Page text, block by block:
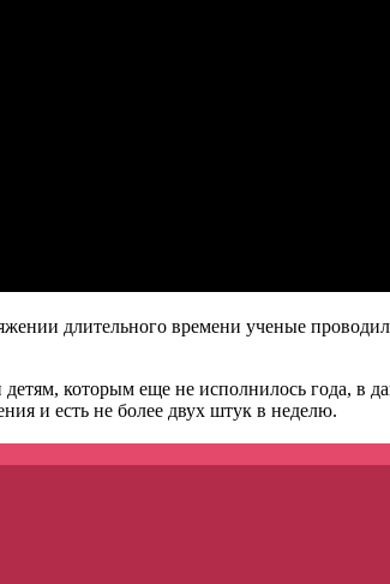
длительного времени ученые
которым еще не исполнилось года,
и есть не более двух штук в неделю.